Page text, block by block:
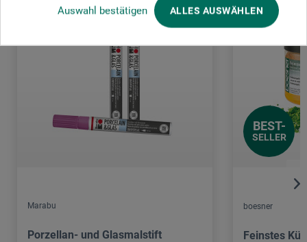
Auswahl bestätigen ALLES AUSWÄHLEN
Marabu
Porzellan- und Glasmalstift
BEST-
SELLER
boesner
Feinstes